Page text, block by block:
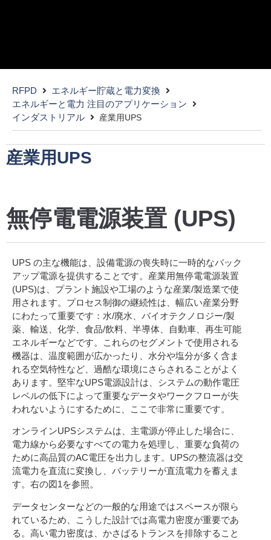
ワイドバンドギャップデバイスにより、より小
型・軽量で効率的なUPSシステムを実現
RFPD
エネルギー貯蔵と電力変換
エネルギーと電力 注目のアプリケーション
インダストリアル
産業用UPS
産業用UPS
無停電電源装置 (UPS)
UPS の主な機能は、設備電源の喪失時に一時的なバック
アップ電源を提供することです。産業用無停電電源装置
(UPS)は、プラント施設や工場のような産業/製造業で使
用されます。プロセス制御の継続性は、幅広い産業分野
にわたって重要です：水/廃水、バイオテクノロジー/製
薬、輸送、化学、食品/飲料、半導体、自動車、再生可能
エネルギーなどです。これらのセグメントで使用される
機器は、温度範囲が広かったり、水分や塩分が多く含ま
れる空気特性など、過酷な環境にさらされることがよく
あります。堅牢なUPS電源設計は、システムの動作電圧
レベルの低下によって重要なデータやワークフローが失
われないようにするために、ここで非常に重要です。
オンラインUPSシステムは、主電源が停止した場合に、
電力線から必要なすべての電力を処理し、重要な負荷の
ために高品質のAC電圧を出力します。UPSの整流器は交
流電力を直流に変換し、バッテリーが直流電力を蓄えま
す。右の図1を参照。
データセンターなどの一般的な用途ではスペースが限ら
れているため、こうした設計では高電力密度が重要であ
る。高い電力密度は、かさばるトランスを排除すること